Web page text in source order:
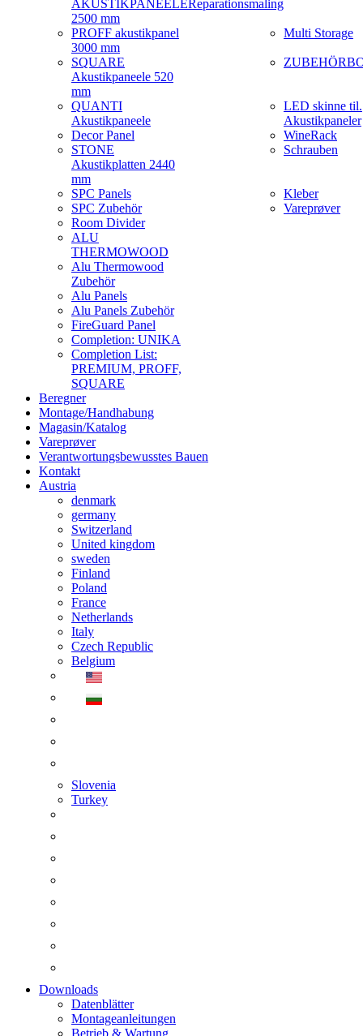
AKUSTIKPANEELE
2500 mm
PROFF akustikpanel
3000 mm
SQUARE
Akustikpaneele 520
mm
QUANTI
Akustikpaneele
Decor Panel
STONE
Akustikplatten 2440
mm
SPC Panels
SPC Zubehör
Room Divider
ALU
THERMOWOOD
Alu Thermowood
Zubehör
Alu Panels
Alu Panels Zubehör
FireGuard Panel
Completion: UNIKA
Completion List:
PREMIUM, PROFF,
SQUARE
Reparationsmaling
Multi Storage
LED skinne til.
Akustikpaneler
WineRack
Schrauben
Kleber
Vareprøver
Beregner
Montage/Handhabung
Magasin/Katalog
Vareprøver
Verantwortungsbewusstes Bauen
Kontakt
Austria
denmark
germany
Switzerland
United kingdom
sweden
Finland
Poland
France
Netherlands
Italy
Czech Republic
Belgium
Slovenia
Turkey
Downloads
Datenblätter
Montageanleitungen